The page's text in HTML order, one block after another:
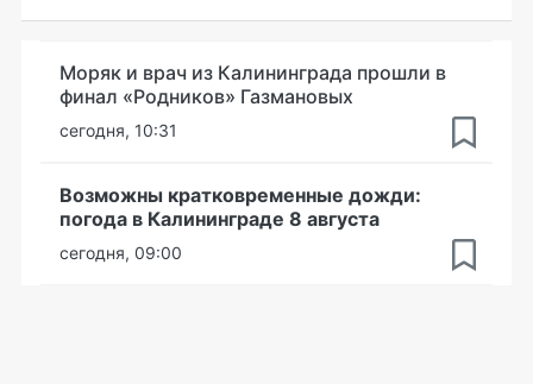
Моряк и врач из Калининграда прошли в
финал «Родников» Газмановых
сегодня, 10:31
Возможны кратковременные дожди:
погода в Калининграде 8 августа
сегодня, 09:00